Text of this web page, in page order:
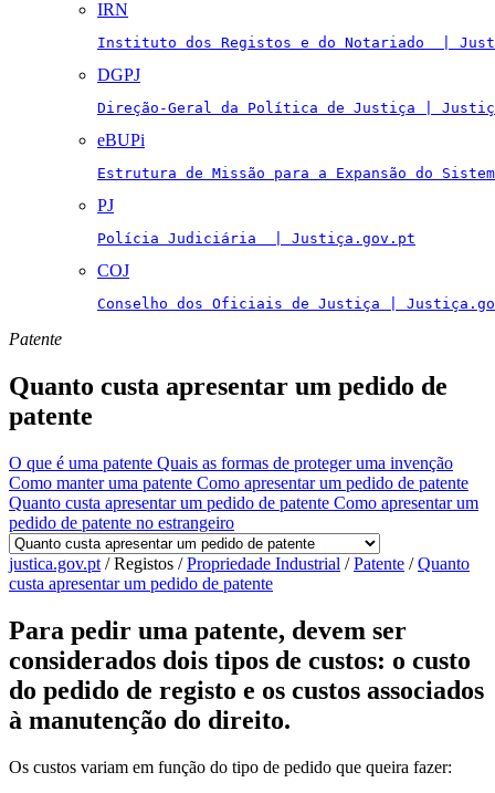
IRN
Instituto dos Registos e do Notariado  |
DGPJ
Direção-Geral da Política de Justiça |
eBUPi
Estrutura de Missão para a Expansão do
PJ
Polícia Judiciária  | Justiça.gov.pt
COJ
Conselho dos Oficiais de Justiça |
Patente
Quanto custa apresentar um pedido de
patente
O que é uma patente Quais as formas de proteger uma invenção
Como manter uma patente Como apresentar um pedido de patente
Quanto custa apresentar um pedido de patente Como apresentar um
pedido de patente no estrangeiro
justica.gov.pt /Registos /Propriedade Industrial /Patente /Quanto
custa apresentar um pedido de patente
Para pedir uma patente, devem ser
considerados dois tipos de custos: o custo
do pedido de registo e os custos associados
à manutenção do direito.
Os custos variam em função do tipo de pedido que queira fazer: